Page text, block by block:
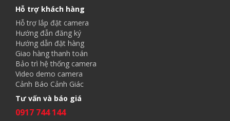
Hỗ trợ khách hàng
Hỗ trợ lắp đặt camera
Hướng đẫn đăng ký
Hướng dẫn đặt hàng
Giao hàng thanh toán
Bảo trì hệ thống camera
Video demo camera
Cảnh Báo Cảnh Giác
Tư vấn và báo giá
0917 744 144